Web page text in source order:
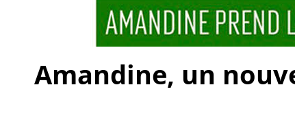
Amandine, un